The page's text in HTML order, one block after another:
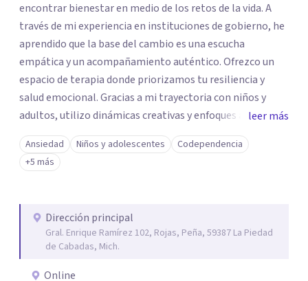
encontrar bienestar en medio de los retos de la vida. A
través de mi experiencia en instituciones de gobierno, he
aprendido que la base del cambio es una escucha
empática y un acompañamiento auténtico. ​Ofrezco un
espacio de terapia donde priorizamos tu resiliencia y
salud emocional. Gracias a mi trayectoria con niños y
adultos, utilizo dinámicas creativas y enfoques adaptados
a tus necesidades específicas. Estoy aquí para escucharte
y brindarte las herramientas necesarias para fortalecer
tu paz mental.
leer más
Ansiedad Niños y adolescentes
Codependencia
+5 más
Dirección principal
Gral. Enrique Ramírez 102, Rojas, Peña, 59387 La Piedad
de Cabadas, Mich.
Online